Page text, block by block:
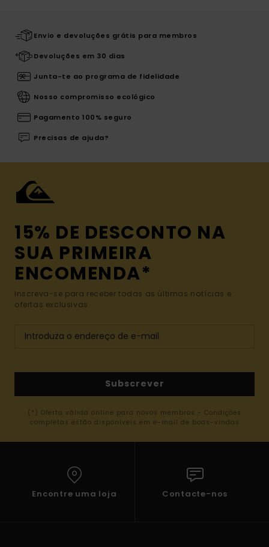
Envio e devoluções grátis para membros
Devoluções em 30 dias
Junta-te ao programa de fidelidade
Nosso compromisso ecológico
Pagamento 100% seguro
Precisas de ajuda?
15% DE DESCONTO NA
SUA PRIMEIRA
ENCOMENDA*
Inscreva-se para receber todas as últimas notícias e
ofertas exclusivas.
Subscrever
(*) Oferta válida online para novos membros - Condições
completas estão disponíveis em e-mail de boas-vindas
Encontre uma loja Contacte-nos